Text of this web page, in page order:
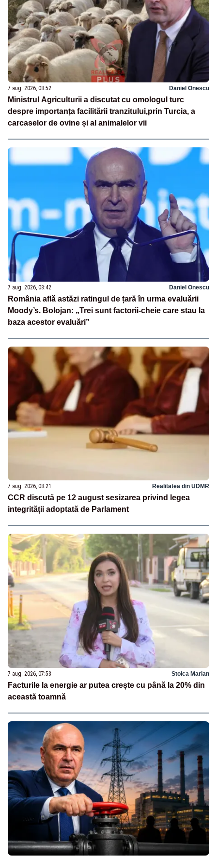
7 aug. 2026, 08:52 Daniel Onescu
Ministrul Agriculturii a discutat cu omologul turc
despre importanța facilitării tranzitului,prin Turcia, a
carcaselor de ovine și al animalelor vii
7 aug. 2026, 08:42 Daniel Onescu
România află astăzi ratingul de țară în urma evaluării
Moody’s. Bolojan: „Trei sunt factorii-cheie care stau la
baza acestor evaluări”
7 aug. 2026, 08:21 Realitatea din UDMR
CCR discută pe 12 august sesizarea privind legea
integrității adoptată de Parlament
7 aug. 2026, 07:53 Stoica Marian
Facturile la energie ar putea crește cu până la 20% din
această toamnă